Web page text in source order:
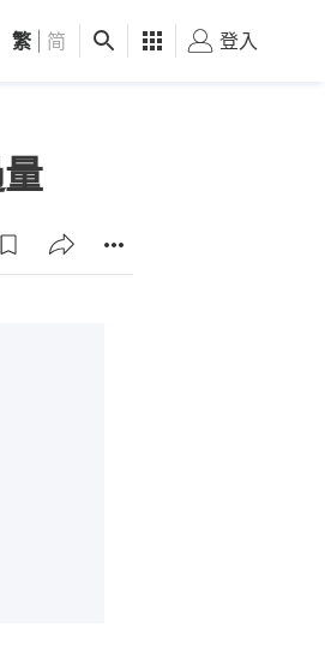
觀點 健康 好食玩飛
繁 简 登入